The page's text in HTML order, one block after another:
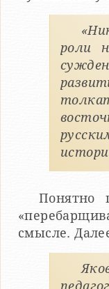
роли
Понятно
смысле.